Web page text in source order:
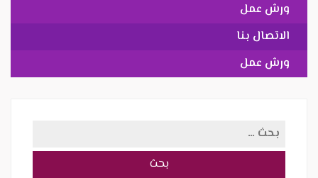
ورش عمل
الاتصال بنا
ورش عمل
البحث
عن: